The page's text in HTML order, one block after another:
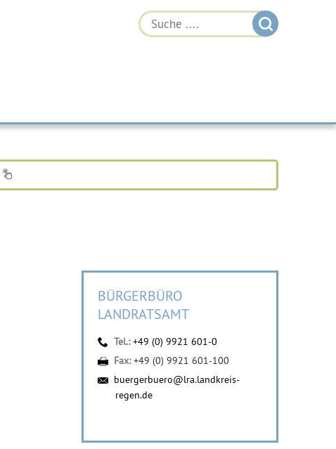
BÜRGERBÜRO
LANDRATSAMT
Tel.:+49 (0) 9921 601-0
Fax:+49 (0) 9921 601-100
buergerbuero@lra.landkreis-
regen.de